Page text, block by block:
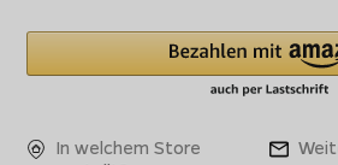
In welchem Store